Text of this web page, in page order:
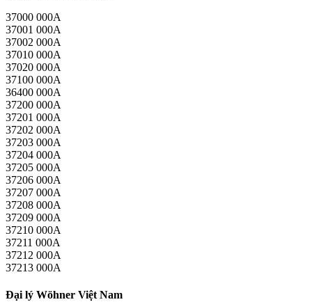
37000 000A
37001 000A
37002 000A
37010 000A
37020 000A
37100 000A
36400 000A
37200 000A
37201 000A
37202 000A
37203 000A
37204 000A
37205 000A
37206 000A
37207 000A
37208 000A
37209 000A
37210 000A
37211 000A
37212 000A
37213 000A
Đại lý Wöhner Việt Nam